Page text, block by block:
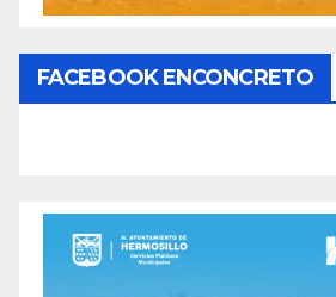
FACEBOOK ENCONCRETO